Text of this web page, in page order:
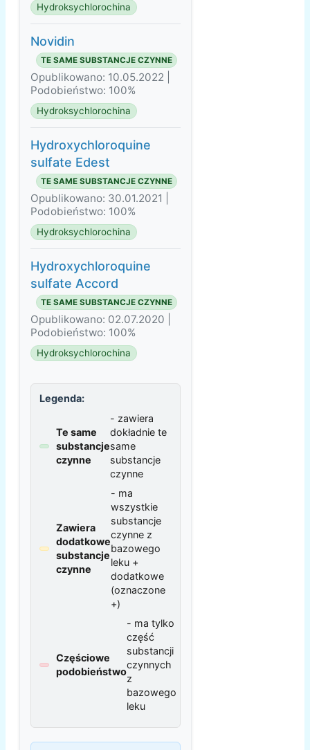
Hydroksychlorochina
Novidin
TE SAME SUBSTANCJE CZYNNE
Opublikowano: 10.05.2022 |
Podobieństwo: 100%
Hydroksychlorochina
Hydroxychloroquine
sulfate Edest
TE SAME SUBSTANCJE CZYNNE
Opublikowano: 30.01.2021 |
Podobieństwo: 100%
Hydroksychlorochina
Hydroxychloroquine
sulfate Accord
TE SAME SUBSTANCJE CZYNNE
Opublikowano: 02.07.2020 |
Podobieństwo: 100%
Hydroksychlorochina
Legenda:
Te same
substancje
czynne
- zawiera
dokładnie te
same
substancje
czynne
Zawiera
dodatkowe
substancje
czynne
- ma
wszystkie
substancje
czynne z
bazowego
leku +
dodatkowe
(oznaczone
+)
Częściowe
podobieństwo
- ma tylko
część
substancji
czynnych
z
bazowego
leku